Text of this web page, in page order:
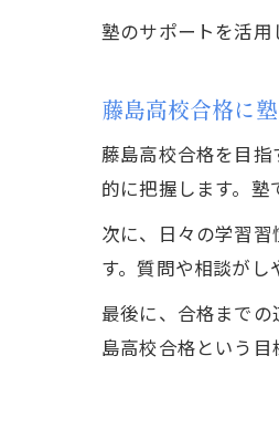
塾のサポートを活用
藤島高校合格に
藤島高校合格を目
的に把握します。塾
次に、日々の学習
す。質問や相談がし
最後に、合格まで
島高校合格という目